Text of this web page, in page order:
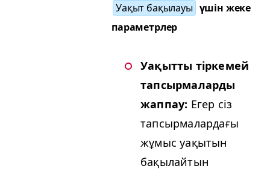
Уақыт бақылауы үшін жеке
параметрлер
Уақытты тіркемей
тапсырмаларды
жаппау: Егер сіз
тапсырмалардағы
жұмыс уақытын
бақылайтын